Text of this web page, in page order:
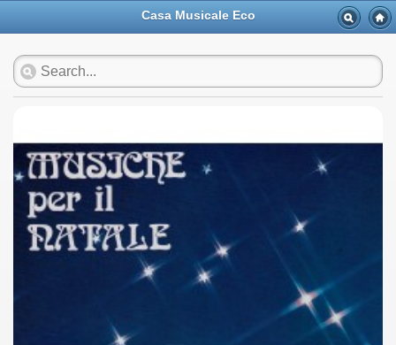
Casa Musicale Eco